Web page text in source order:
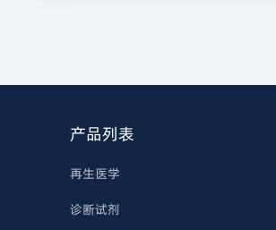
产品列表
再生医学
诊断试剂